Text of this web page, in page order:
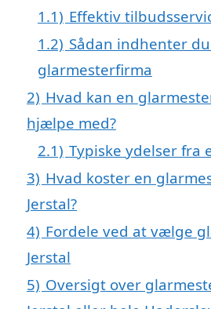
1.1) Effektiv
1.2) Sådan indhenter
glarmesterfirma
2) Hvad kan en
hjælpe med?
2.1) Typiske ydelser fra
3) Hvad koster en
Jerstal?
4) Fordele ved at vælge
Jerstal
5) Oversigt over